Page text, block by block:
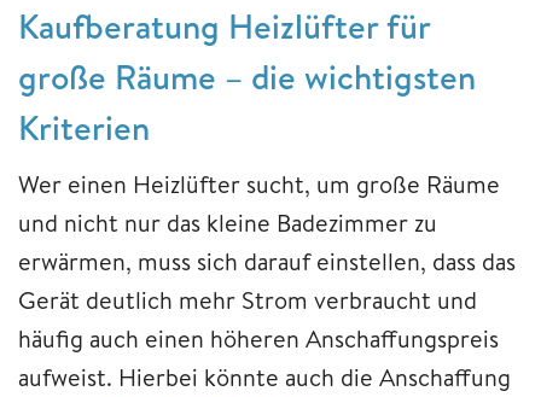
Kaufberatung Heizlüfter für
große Räume – die wichtigsten
Kriterien
Wer einen Heizlüfter sucht, um große Räume
und nicht nur das kleine Badezimmer zu
erwärmen, muss sich darauf einstellen, dass das
Gerät deutlich mehr Strom verbraucht und
häufig auch einen höheren Anschaffungspreis
aufweist. Hierbei könnte auch die Anschaffung